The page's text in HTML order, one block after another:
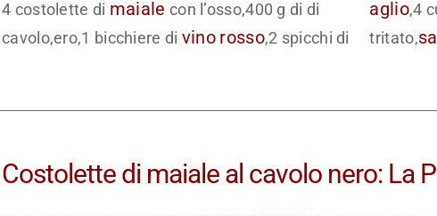
4 costolette di maiale con l’osso,400 g di di
cavolo,ero,1 bicchiere di vino rosso,2 spicchi di
aglio,4
tritato,
Costolette di maiale al cavolo nero: La